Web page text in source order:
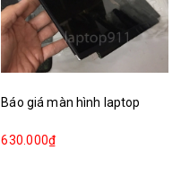
Báo giá màn hình laptop
630.000₫